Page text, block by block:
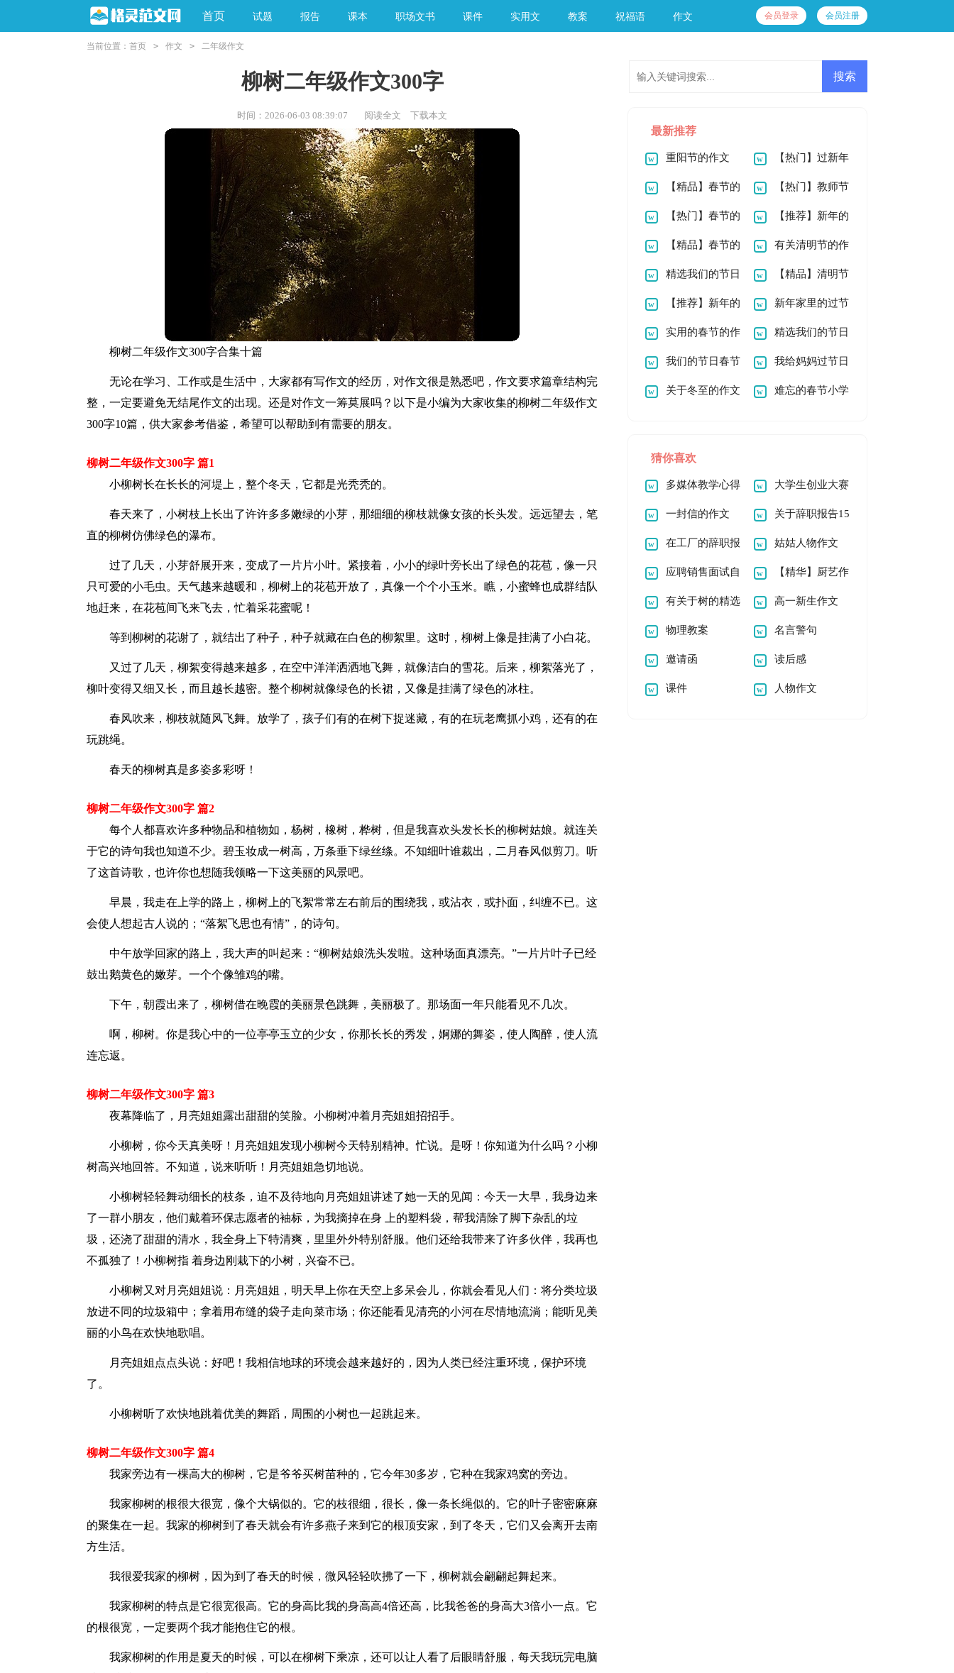
首页 试题 报告 课本 职场文书 课件 实用文 教案 祝福语 作文 会员登录 会员注册
当前位置： 首页 > 作文 > 二年级作文
柳树二年级作文300字
时间：2026-06-03 08:39:07 阅读全文 下载本文
柳树二年级作文300字合集十篇
无论在学习、工作或是生活中，大家都有写作文的经历，对作文很是熟悉吧，作文要求篇章结构完
整，一定要避免无结尾作文的出现。还是对作文一筹莫展吗？以下是小编为大家收集的柳树二年级作文
300字10篇，供大家参考借鉴，希望可以帮助到有需要的朋友。
柳树二年级作文300字 篇1
小柳树长在长长的河堤上，整个冬天，它都是光秃秃的。
春天来了，小树枝上长出了许许多多嫩绿的小芽，那细细的柳枝就像女孩的长头发。远远望去，笔
直的柳树仿佛绿色的瀑布。
过了几天，小芽舒展开来，变成了一片片小叶。紧接着，小小的绿叶旁长出了绿色的花苞，像一只
只可爱的小毛虫。天气越来越暖和，柳树上的花苞开放了，真像一个个小玉米。瞧，小蜜蜂也成群结队
地赶来，在花苞间飞来飞去，忙着采花蜜呢！
等到柳树的花谢了，就结出了种子，种子就藏在白色的柳絮里。这时，柳树上像是挂满了小白花。
又过了几天，柳絮变得越来越多，在空中洋洋洒洒地飞舞，就像洁白的雪花。后来，柳絮落光了，
柳叶变得又细又长，而且越长越密。整个柳树就像绿色的长裙，又像是挂满了绿色的冰柱。
春风吹来，柳枝就随风飞舞。放学了，孩子们有的在树下捉迷藏，有的在玩老鹰抓小鸡，还有的在
玩跳绳。
春天的柳树真是多姿多彩呀！
柳树二年级作文300字 篇2
每个人都喜欢许多种物品和植物如，杨树，橡树，桦树，但是我喜欢头发长长的柳树姑娘。就连关
于它的诗句我也知道不少。碧玉妆成一树高，万条垂下绿丝绦。不知细叶谁裁出，二月春风似剪刀。听
了这首诗歌，也许你也想随我领略一下这美丽的风景吧。
早晨，我走在上学的路上，柳树上的飞絮常常左右前后的围绕我，或沾衣，或扑面，纠缠不已。这
会使人想起古人说的；“落絮飞思也有情”，的诗句。
中午放学回家的路上，我大声的叫起来：“柳树姑娘洗头发啦。这种场面真漂亮。”一片片叶子已经
鼓出鹅黄色的嫩芽。一个个像雏鸡的嘴。
下午，朝霞出来了，柳树借在晚霞的美丽景色跳舞，美丽极了。那场面一年只能看见不几次。
啊，柳树。你是我心中的一位亭亭玉立的少女，你那长长的秀发，婀娜的舞姿，使人陶醉，使人流
连忘返。
柳树二年级作文300字 篇3
夜幕降临了，月亮姐姐露出甜甜的笑脸。小柳树冲着月亮姐姐招招手。
小柳树，你今天真美呀！月亮姐姐发现小柳树今天特别精神。忙说。是呀！你知道为什么吗？小柳
树高兴地回答。不知道，说来听听！月亮姐姐急切地说。
小柳树轻轻舞动细长的枝条，迫不及待地向月亮姐姐讲述了她一天的见闻：今天一大早，我身边来
了一群小朋友，他们戴着环保志愿者的袖标，为我摘掉在身 上的塑料袋，帮我清除了脚下杂乱的垃
圾，还浇了甜甜的清水，我全身上下特清爽，里里外外特别舒服。他们还给我带来了许多伙伴，我再也
不孤独了！小柳树指 着身边刚栽下的小树，兴奋不已。
小柳树又对月亮姐姐说：月亮姐姐，明天早上你在天空上多呆会儿，你就会看见人们：将分类垃圾
放进不同的垃圾箱中；拿着用布缝的袋子走向菜市场；你还能看见清亮的小河在尽情地流淌；能听见美
丽的小鸟在欢快地歌唱。
月亮姐姐点点头说：好吧！我相信地球的环境会越来越好的，因为人类已经注重环境，保护环境
了。
小柳树听了欢快地跳着优美的舞蹈，周围的小树也一起跳起来。
柳树二年级作文300字 篇4
我家旁边有一棵高大的柳树，它是爷爷买树苗种的，它今年30多岁，它种在我家鸡窝的旁边。
我家柳树的根很大很宽，像个大锅似的。它的枝很细，很长，像一条长绳似的。它的叶子密密麻麻
的聚集在一起。我家的柳树到了春天就会有许多燕子来到它的根顶安家，到了冬天，它们又会离开去南
方生活。
我很爱我家的柳树，因为到了春天的时候，微风轻轻吹拂了一下，柳树就会翩翩起舞起来。
我家柳树的特点是它很宽很高。它的身高比我的身高高4倍还高，比我爸爸的身高大3倍小一点。它
的根很宽，一定要两个我才能抱住它的根。
我家柳树的作用是夏天的时候，可以在柳树下乘凉，还可以让人看了后眼睛舒服，每天我玩完电脑
最新推荐
重阳节的作文
900字四篇
【热门】过新年
作文100字四篇
【精品】春节的
作文300字锦集九篇
【热门】教师节
的作文100字7篇
【热门】春节的
作文100字四篇
【推荐】新年的
作文100字六篇
【精品】春节的
作文900字锦集九篇
有关清明节的作
文100字合集9篇
精选我们的节日
春节作文600字锦集
5篇
【精品】清明节
的作文200字六篇
【推荐】新年的
作文100字四篇
新年家里的过节
作文
实用的春节的作
文200字5篇
精选我们的节日
春节作文500字5篇
我们的节日春节
作文400字5篇
我给妈妈过节日
六年级作文
关于冬至的作文 难忘的春节小学
猜你喜欢
多媒体教学心得
体会
大学生创业大赛
策划书(15篇)
一封信的作文
【精】
关于辞职报告15
篇
在工厂的辞职报
告(15篇)
姑姑人物作文
应聘销售面试自
我介绍
【精华】厨艺作
文300字4篇
有关于树的精选
作文
高一新生作文
物理教案 名言警句
邀请函 读后感
课件 人物作文